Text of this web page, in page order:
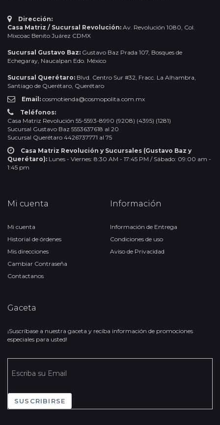
Dirección:
Casa Matriz / Sucursal Revolución: Av. Revolución 1080, Col.
Mixcoac Benito Juárez CDMX
Sucursal Gustavo Baz: Gustavo Baz Prada 107, Bosques de
Echegaray, Naucalpan Edo. México
Sucursal Querétaro: Blvd. Centro Sur #32, Fracc. La Alhambra,
Santiago de Querétaro, Querétaro
Email: cosmotienda@cosmopolita.com.mx
Teléfonos:
Casa Matriz Revolución 55-5593-8990 (9208) (4395) (1281)
Sucursal Gustavo Baz 5553637618 al 20
Sucursal Querétaro 4426737771 al 75
Casa Matriz Revolución y Sucursales (Gustavo Baz y
Querétaro): Lunes - Viernes: 8:30 AM - 17:45 PM / Sábado: 09:00 am -
1:45 pm
Mi cuenta
Mi cuenta
Historial de órdenes
Mis direcciones
Cambiar Contraseña
Contactanos
Información
Información de Entrega
Condiciones de uso
Aviso de Privacidad
Gaceta
¡Suscríbase a nuestra gaceta y reciba información de promociones
especiales para usted!
SUSCRIBIRSE